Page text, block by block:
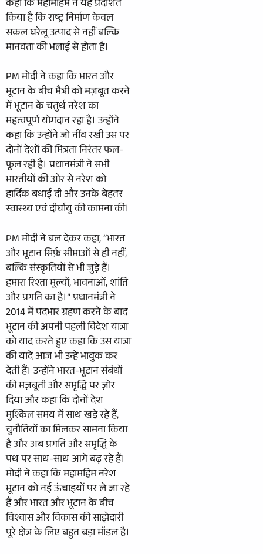
कहा कि महामहिम ने यह प्रदर्शित
किया है कि राष्ट्र निर्माण केवल
सकल घरेलू उत्पाद से नहीं बल्कि
मानवता की भलाई से होता है।
PM मोदी ने कहा कि भारत और
भूटान के बीच मैत्री को मज़बूत करने
में भूटान के चतुर्थ नरेश का
महत्वपूर्ण योगदान रहा है। उन्होंने
कहा कि उन्होंने जो नींव रखी उस पर
दोनों देशों की मित्रता निरंतर फल-
फूल रही है। प्रधानमंत्री ने सभी
भारतीयों की ओर से नरेश को
हार्दिक बधाई दी और उनके बेहतर
स्वास्थ्य एवं दीर्घायु की कामना की।
PM मोदी ने बल देकर कहा, “भारत
और भूटान सिर्फ़ सीमाओं से ही नहीं,
बल्कि संस्कृतियों से भी जुड़े हैं।
हमारा रिश्ता मूल्यों, भावनाओं, शांति
और प्रगति का है।” प्रधानमंत्री ने
2014 में पदभार ग्रहण करने के बाद
भूटान की अपनी पहली विदेश यात्रा
को याद करते हुए कहा कि उस यात्रा
की यादें आज भी उन्हें भावुक कर
देती हैं। उन्होंने भारत-भूटान संबंधों
की मज़बूती और समृद्धि पर ज़ोर
दिया और कहा कि दोनों देश
मुश्किल समय में साथ खड़े रहे हैं,
चुनौतियों का मिलकर सामना किया
है और अब प्रगति और समृद्धि के
पथ पर साथ-साथ आगे बढ़ रहे हैं।
मोदी ने कहा कि महामहिम नरेश
भूटान को नई ऊंचाइयों पर ले जा रहे
हैं और भारत और भूटान के बीच
विश्वास और विकास की साझेदारी
पूरे क्षेत्र के लिए बहुत बड़ा मॉडल है।